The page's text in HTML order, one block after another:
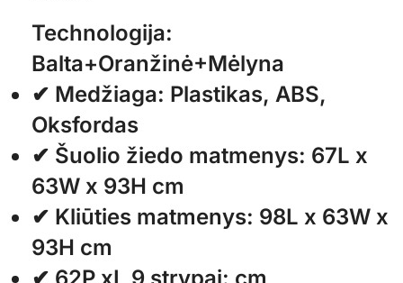
Technologija:
Balta+Oranžinė+Mėlyna
✔ Medžiaga: Plastikas, ABS,
Oksfordas
✔ Šuolio žiedo matmenys: 67L x
63W x 93H cm
✔ Kliūties matmenys: 98L x 63W x
93H cm